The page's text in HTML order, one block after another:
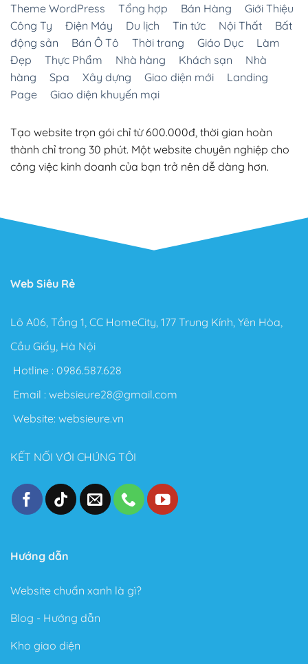
Theme WordPress
Tổng hợp Bán Hàng
Giới Thiệu
Công Ty
Điện Máy Du lịch Tin tức Nội Thất
Bất
động sản
Bán Ô Tô Thời trang Giáo Dục
Làm
Đẹp
Thực Phẩm Nhà hàng Khách sạn
Nhà
hàng
Spa Xây dựng Giao diện mới
Landing
Page
Giao diện khuyến mại
Tạo website trọn gói chỉ từ 600.000đ, thời gian hoàn
thành chỉ trong 30 phút. Một website chuyên nghiệp cho
công việc kinh doanh của bạn trở nên dễ dàng hơn.
Web Siêu Rẻ
Lô A06, Tầng 1, CC HomeCity, 177 Trung Kính, Yên Hòa,
Cầu Giấy, Hà Nội
Hotline : 0986.587.628
Email : websieure28@gmail.com
Website: websieure.vn
KẾT NỐI VỚI CHÚNG TÔI
Hướng dẫn
Website chuẩn xanh là gì?
Blog - Hướng dẫn
Kho giao diện